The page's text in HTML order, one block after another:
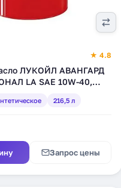
★ 4.8
ЛУКОЙЛ АВАНГАРД
LA SAE 10W-40,
216,5 л
Запрос цены